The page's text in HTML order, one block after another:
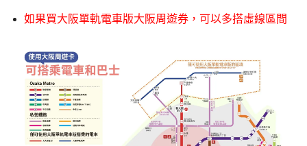
如果買大阪單軌電車版大阪周遊券，可以多搭虛線區間